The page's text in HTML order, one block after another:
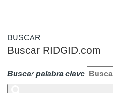
BUSCAR
Buscar RIDGID.com
Buscar palabra clave